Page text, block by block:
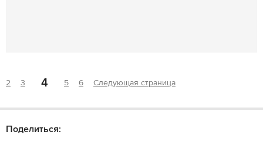
2 3 4 5 6 Следующая страница
Поделиться: